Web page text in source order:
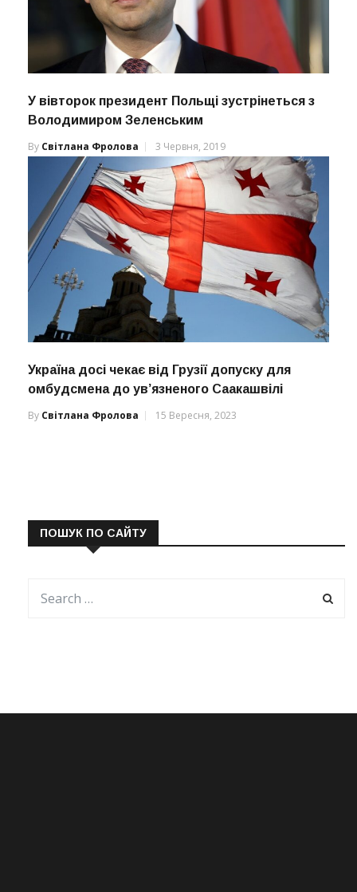
У вівторок президент Польщі зустрінеться з
Володимиром Зеленським
By Світлана Фролова 3 Червня, 2019
Україна досі чекає від Грузії допуску для
омбудсмена до ув’язненого Саакашвілі
By Світлана Фролова 15 Вересня, 2023
ПОШУК ПО САЙТУ